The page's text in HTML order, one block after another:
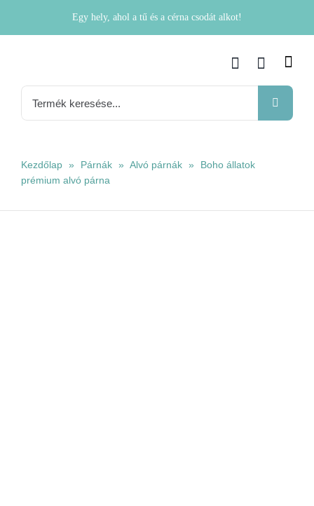
Egy hely, ahol a tű és a cérna csodát alkot!
Kezdőlap » Párnák » Alvó párnák »
Boho állatok
prémium alvó párna